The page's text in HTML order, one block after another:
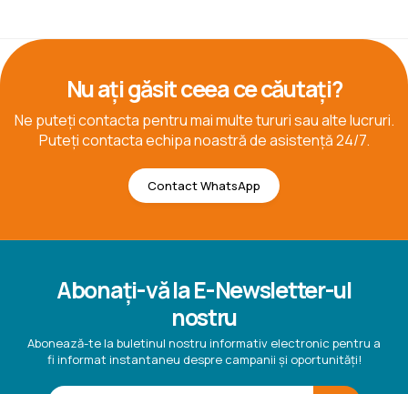
Nu ați găsit ceea ce căutați?
Ne puteți contacta pentru mai multe tururi sau alte lucruri.
Puteți contacta echipa noastră de asistență 24/7.
Contact WhatsApp
Abonați-vă la E-Newsletter-ul
nostru
Abonează-te la buletinul nostru informativ electronic pentru a
fi informat instantaneu despre campanii și oportunități!